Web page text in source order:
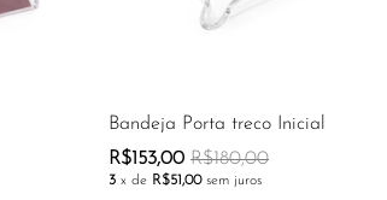
Bandeja Porta treco Inicial
R$153,00 R$180,00
3 x de R$51,00 sem juros